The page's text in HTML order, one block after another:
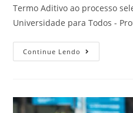
Termo Aditivo ao processo
Universidade para Todos -
Continue Lendo